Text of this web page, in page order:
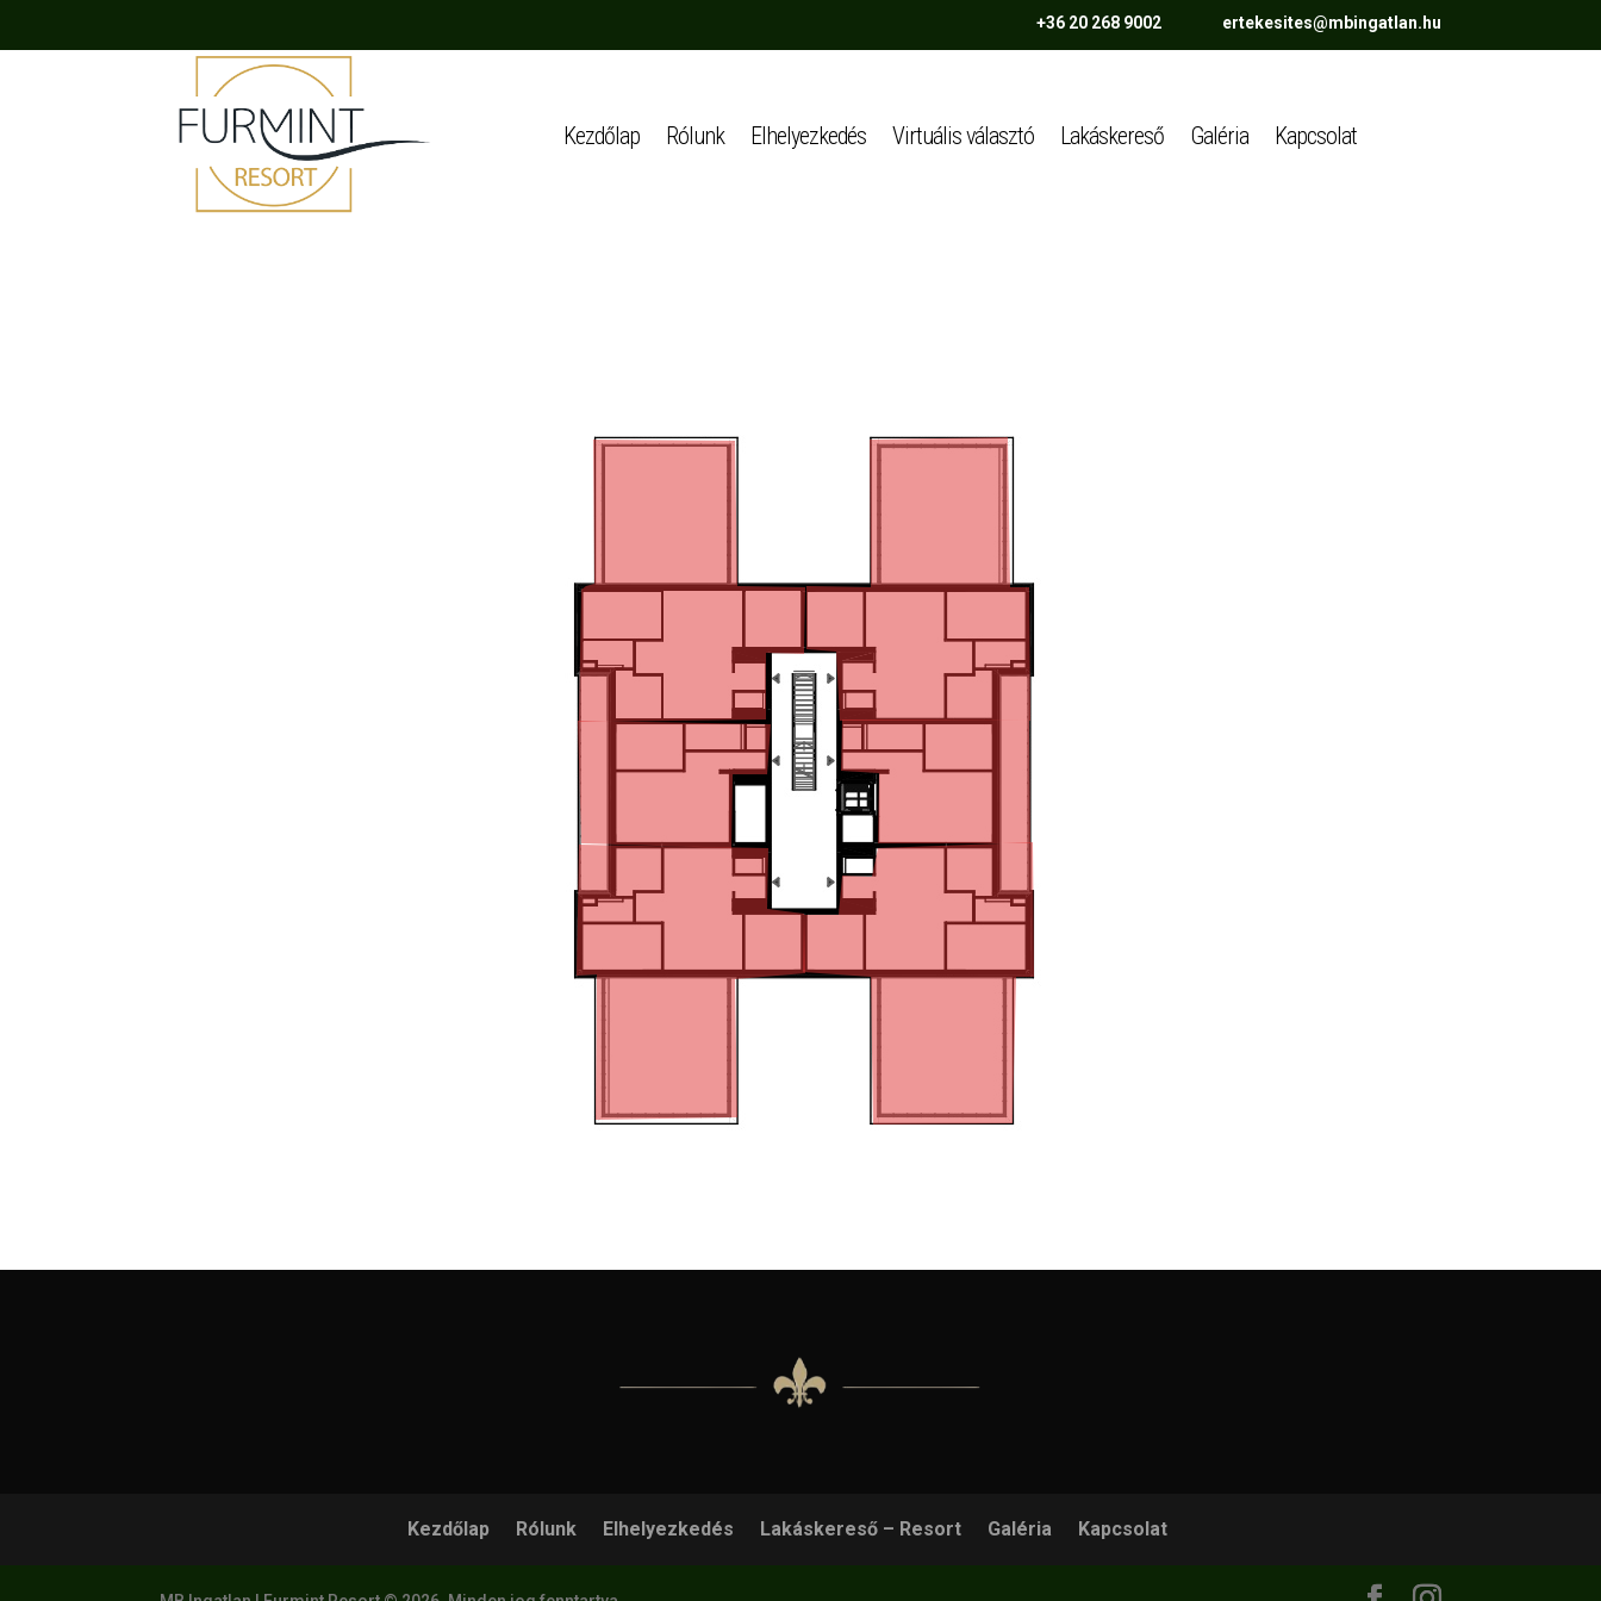
+36 20 268 9002 ertekesites@mbingatlan.hu
Kezdőlap Rólunk Elhelyezkedés Virtuális választó Lakáskereső Galéria Kapcsolat
Kezdőlap Rólunk Elhelyezkedés Lakáskereső – Resort Galéria Kapcsolat